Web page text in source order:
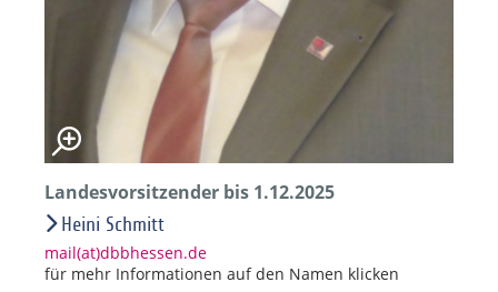
Landesvorsitzender bis 1.12.2025
Heini Schmitt
mail(at)dbbhessen.de
für mehr Informationen auf den Namen klicken